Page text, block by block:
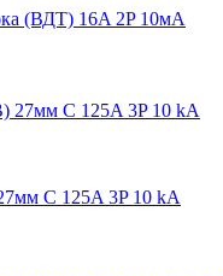
(ВДТ) 16A 2P 10мА
C 125A 3P 10 kA